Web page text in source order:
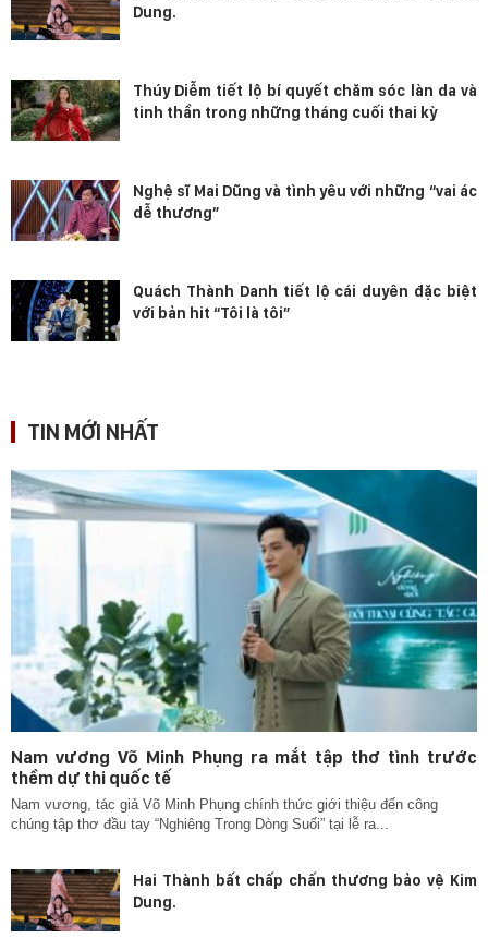
Dung.
Thúy Diễm tiết lộ bí quyết chăm sóc làn da và
tinh thần trong những tháng cuối thai kỳ
Nghệ sĩ Mai Dũng và tình yêu với những “vai ác
dễ thương”
Quách Thành Danh tiết lộ cái duyên đặc biệt
với bản hit “Tôi là tôi”
TIN MỚI NHẤT
Nam vương Võ Minh Phụng ra mắt tập thơ tình trước
thềm dự thi quốc tế
Nam vương, tác giả Võ Minh Phụng chính thức giới thiệu đến công
chúng tập thơ đầu tay “Nghiêng Trong Dòng Suối” tại lễ ra...
Hai Thành bất chấp chấn thương bảo vệ Kim
Dung.